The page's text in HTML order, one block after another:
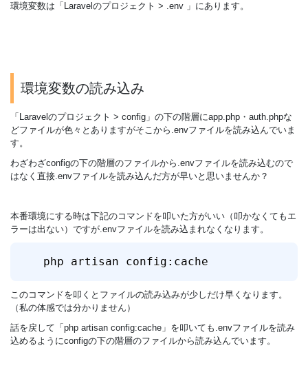
環境変数は「Laravelのプロジェクト > .env 」にあります。
環境変数の読み込み
「Laravelのプロジェクト > config」の下の階層にapp.php・auth.phpな
どファイルが色々とありますがそこから.envファイルを読み込んでいま
す。
わざわざconfigの下の階層のファイルから.envファイルを読み込むので
はなく直接.envファイルを読み込んだ方が早いと思いませんか？
本番環境にする時は下記のコマンドを叩いた方がいい（叩かなくてもエ
ラーは出ない）ですが.envファイルを読み込まれなくなります。
php artisan config:cache
このコマンドを叩くとファイルの読み込みが少しだけ早くなります。
（私の体感では分かりません）
話を戻して「php artisan config:cache」を叩いても.envファイルを読み
込めるようにconfigの下の階層のファイルから読み込んでいます。